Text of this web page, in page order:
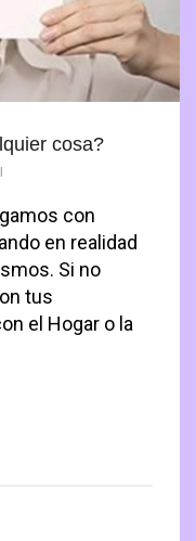
cosa?
con
en realidad
Si no
tus
el Hogar o la